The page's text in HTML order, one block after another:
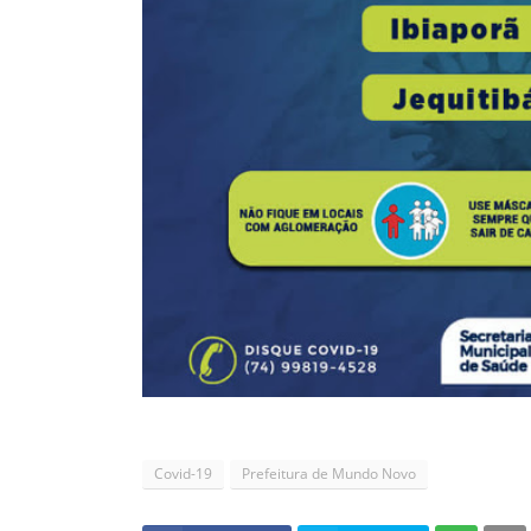
Covid-19 Prefeitura de Mundo Novo